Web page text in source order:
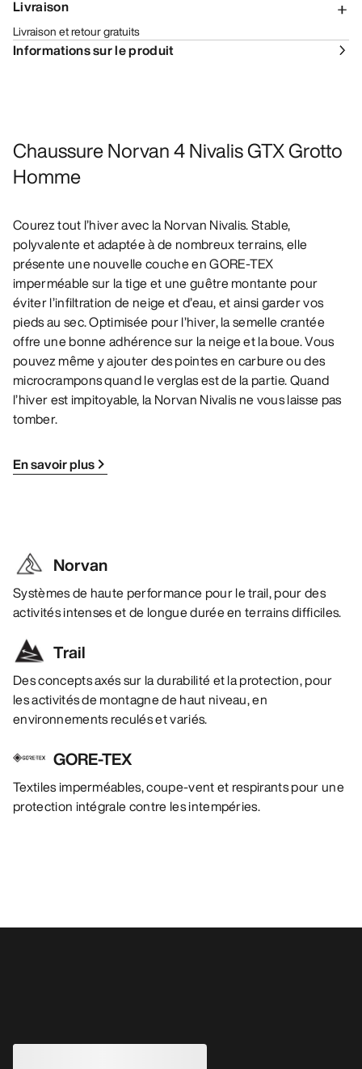
Livraison
Livraison et retour gratuits
Informations sur le produit
Chaussure Norvan 4 Nivalis GTX Grotto
Homme
Courez tout l’hiver avec la Norvan Nivalis. Stable,
polyvalente et adaptée à de nombreux terrains, elle
présente une nouvelle couche en GORE-TEX
imperméable sur la tige et une guêtre montante pour
éviter l’infiltration de neige et d’eau, et ainsi garder vos
pieds au sec. Optimisée pour l’hiver, la semelle crantée
offre une bonne adhérence sur la neige et la boue. Vous
pouvez même y ajouter des pointes en carbure ou des
microcrampons quand le verglas est de la partie. Quand
l’hiver est impitoyable, la Norvan Nivalis ne vous laisse pas
tomber.
En savoir plus
Norvan
Systèmes de haute performance pour le trail, pour des
activités intenses et de longue durée en terrains difficiles.
Trail
Des concepts axés sur la durabilité et la protection, pour
les activités de montagne de haut niveau, en
environnements reculés et variés.
GORE-TEX
Textiles imperméables, coupe-vent et respirants pour une
protection intégrale contre les intempéries.